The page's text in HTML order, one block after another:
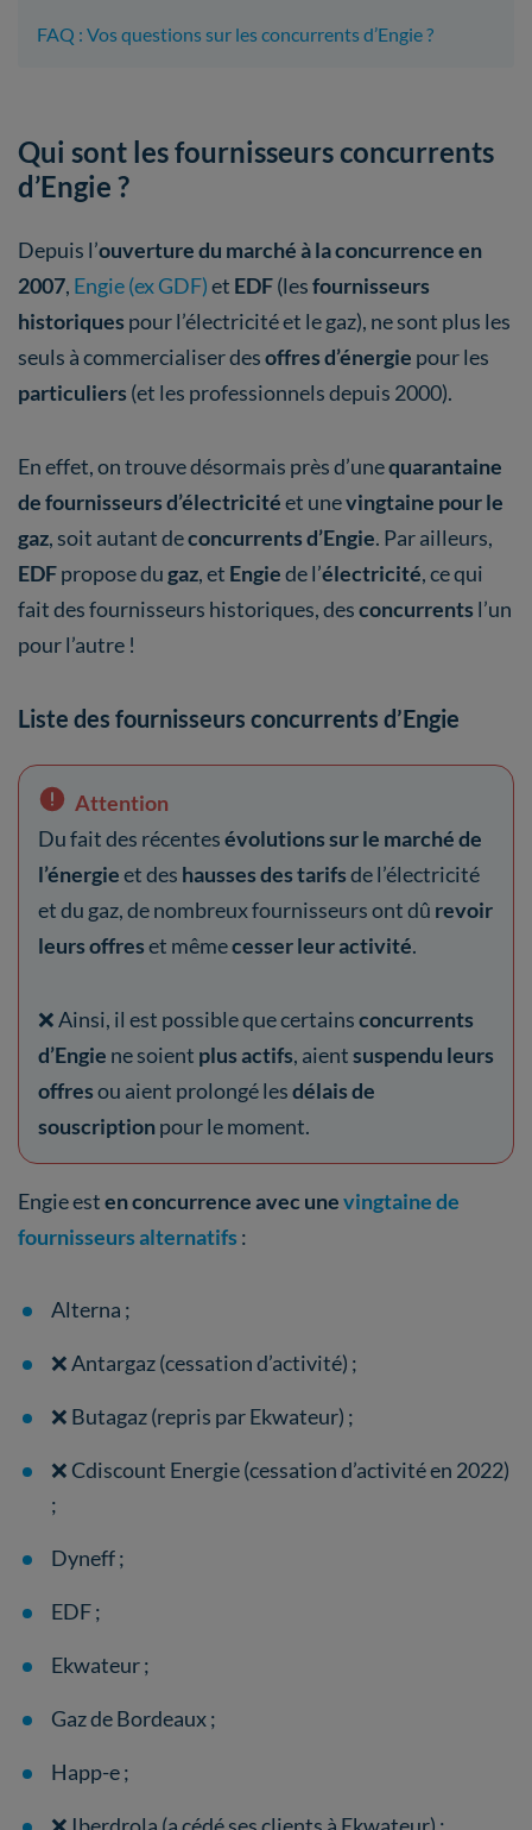
FAQ : Vos questions sur les concurrents d’Engie ?
Qui sont les fournisseurs concurrents
d’Engie ?
Depuis l’ouverture du marché à la concurrence en
2007, Engie (ex GDF)et EDF(lesfournisseurs
historiques pour l’électricité et le gaz), ne sont plus les
seuls à commercialiser desoffres d’énergie pour les
particuliers (et les professionnels depuis 2000).
En effet, on trouve désormais près d’unequarantaine
de fournisseurs d’électricitéet unevingtaine pour le
gaz, soit autant deconcurrents d’Engie. Par ailleurs,
EDFpropose dugaz, et Engiede l’électricité, ce qui
fait des fournisseurs historiques, desconcurrents l’un
pour l’autre !
Liste des fournisseurs concurrents d’Engie
Attention
Du fait des récentesévolutions sur le marché de
l’énergieet des hausses des tarifsde l’électricité
et du gaz, de nombreux fournisseurs ont dû revoir
leurs offreset mêmecesser leur activité.
❌ Ainsi, il est possible que certainsconcurrents
d’Engie ne soient plus actifs, aientsuspendu leurs
offresou aient prolongé lesdélais de
souscriptionpour le moment.
Engie esten concurrence avec unevingtaine de
fournisseurs alternatifs :
Alterna ;
❌ Antargaz (cessation d’activité) ;
❌ Butagaz (repris par Ekwateur) ;
❌ Cdiscount Energie (cessation d’activité en 2022)
;
Dyneff ;
EDF ;
Ekwateur ;
Gaz de Bordeaux ;
Happ-e ;